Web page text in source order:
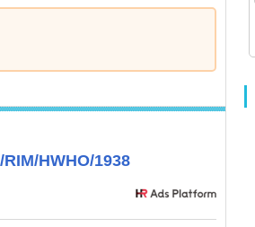
HWHO/1938